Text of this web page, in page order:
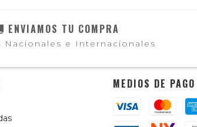
ENVIAMOS TU COMPRA
Nacionales e Internacionales
MEDIOS DE PAGO